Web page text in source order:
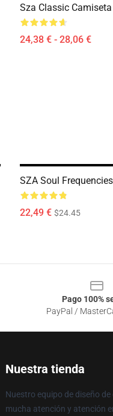
Sza Classic
24,38 € - 28,06 €
SZA Soul
22,49 € $24.45
Pago 100%
PayPal /
Nuestra tienda
Nuestro equipo de diseño
mucha atención y atención